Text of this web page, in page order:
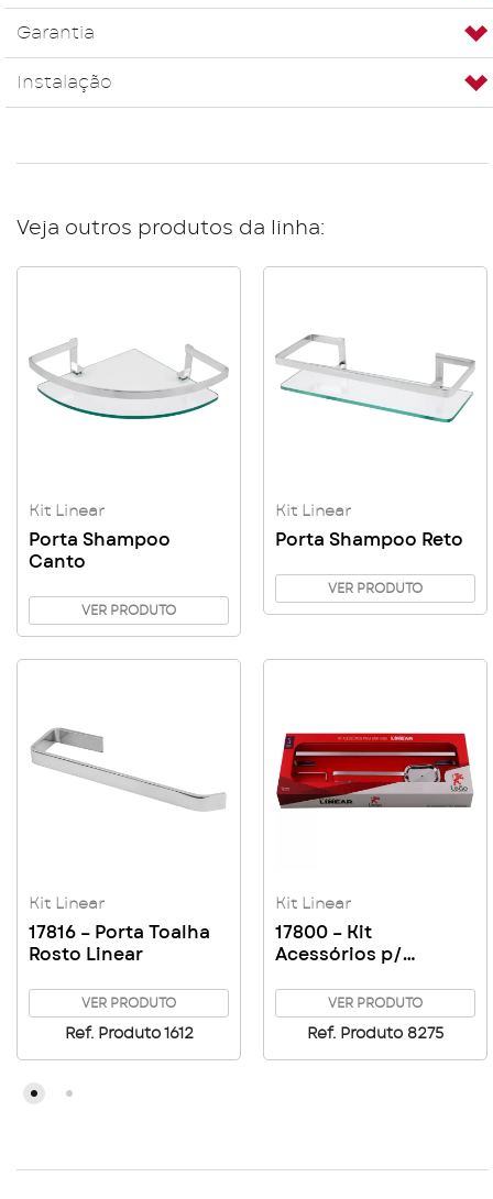
Garantia
Instalação
Veja outros produtos da linha:
Kit Linear
Porta Shampoo
Canto
VER PRODUTO
Kit Linear
Porta Shampoo Reto
VER PRODUTO
Kit Linear
17816 – Porta Toalha
Rosto Linear
VER PRODUTO
Ref. Produto 1612
Kit Linear
17800 – Kit
Acessórios p/
LinearVER PRODUTO
Ref. Produto 8275